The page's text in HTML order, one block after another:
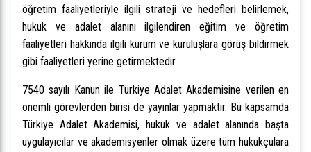
öğretim faaliyetleriyle ilgili strateji ve hedefleri belirlemek,
hukuk ve adalet alanını ilgilendiren eğitim ve öğretim
faaliyetleri hakkında ilgili kurum ve kuruluşlara görüş bildirmek
gibi faaliyetleri yerine getirmektedir.
7540 sayılı Kanun ile Türkiye Adalet Akademisine verilen en
önemli görevlerden birisi de yayınlar yapmaktır. Bu kapsamda
Türkiye Adalet Akademisi, hukuk ve adalet alanında başta
uygulayıcılar ve akademisyenler olmak üzere tüm hukukçulara